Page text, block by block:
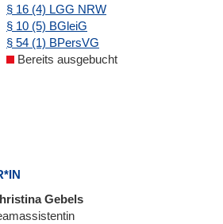
§ 16 (4) LGG NRW
§ 10 (5) BGleiG
§ 54 (1) BPersVG
Bereits ausgebucht
Gebels